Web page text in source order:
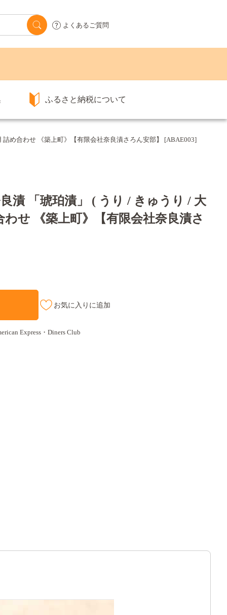
よくあるご質問
ふるさと納税について
め合わせ 《築上町》【有限会社奈良漬さろん安部】 [ABAE003]
漬 「琥珀漬」 ( うり / きゅうり / 大
わせ 《築上町》【有限会社奈良漬さ
お気に入りに追加
Express・Diners Club